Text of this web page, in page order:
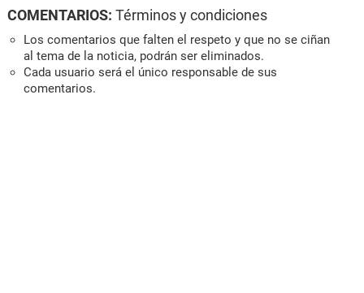
COMENTARIOS: Términos y condiciones
Los comentarios que falten el respeto y que no se ciñan
al tema de la noticia, podrán ser eliminados.
Cada usuario será el único responsable de sus
comentarios.